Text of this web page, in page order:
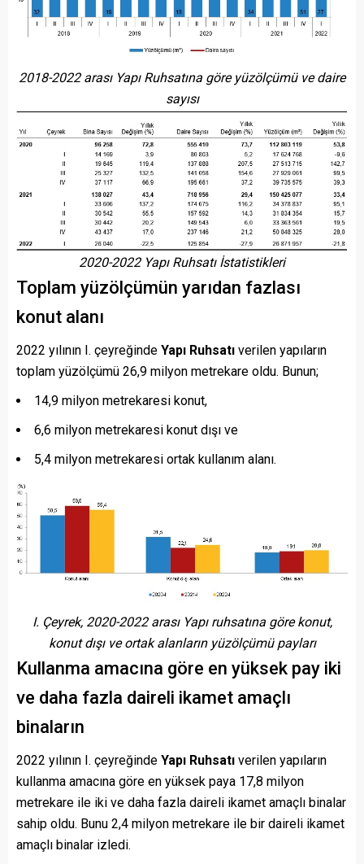
2018-2022 arası Yapı Ruhsatına göre yüzölçümü ve daire
sayısı
2020-2022 Yapı Ruhsatı İstatistikleri
Toplam yüzölçümün yarıdan fazlası
konut alanı
2022 yılının I. çeyreğinde Yapı Ruhsatı verilen yapıların
toplam yüzölçümü 26,9 milyon metrekare oldu. Bunun;
14,9 milyon metrekaresi konut,
6,6 milyon metrekaresi konut dışı ve
5,4 milyon metrekaresi ortak kullanım alanı.
I. Çeyrek, 2020-2022 arası Yapı ruhsatına göre konut,
konut dışı ve ortak alanların yüzölçümü payları
Kullanma amacına göre en yüksek pay iki
ve daha fazla daireli ikamet amaçlı
binaların
2022 yılının I. çeyreğinde Yapı Ruhsatı verilen yapıların
kullanma amacına göre en yüksek paya 17,8 milyon
metrekare ile iki ve daha fazla daireli ikamet amaçlı binalar
sahip oldu. Bunu 2,4 milyon metrekare ile bir daireli ikamet
amaçlı binalar izledi.